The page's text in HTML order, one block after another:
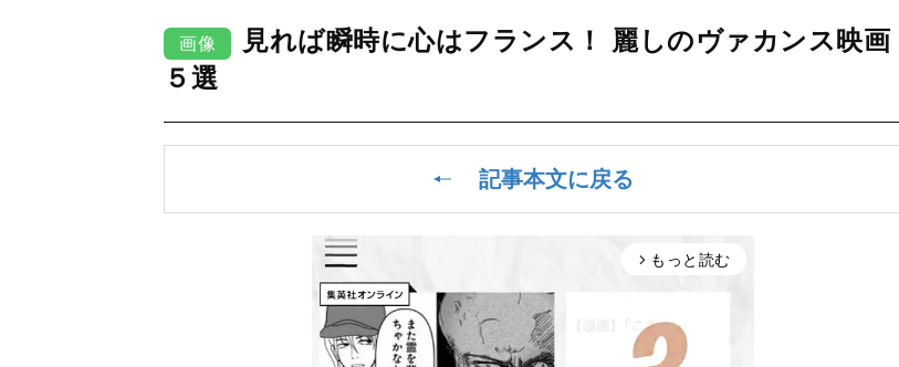
画像
見れば瞬時に心はフランス！ 麗しのヴァカンス映画
５選
記事本文に戻る
arrow_forward_ios もっと読む